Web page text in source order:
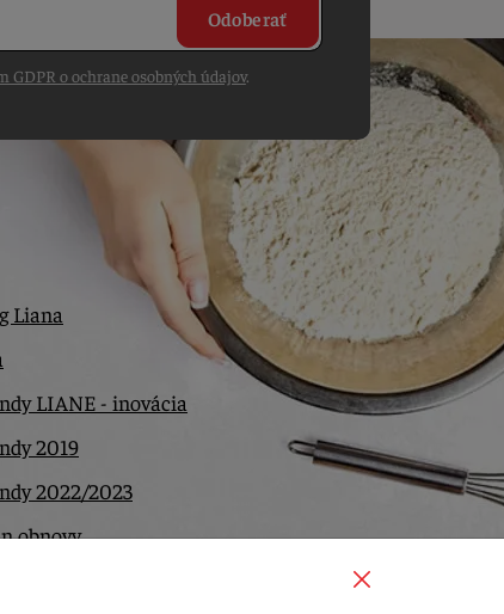
Odoberať
GDPR o ochrane osobných údajov.
Liana
LIANE - inovácia
2019
2022/2023
obnovy